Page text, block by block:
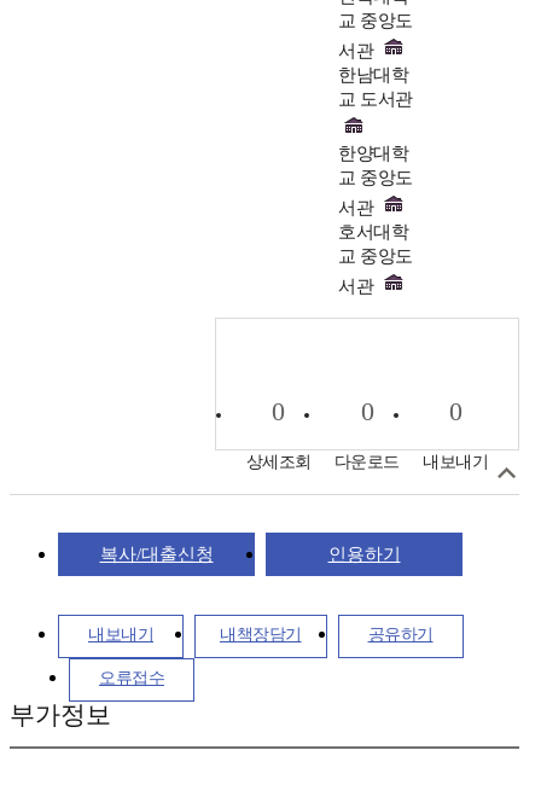
교 중앙도
서관
한남대학
교 도서관
한양대학
교 중앙도
서관
호서대학
교 중앙도
서관
0
상세조회
0
다운로드
0
내보내기
복사/대출신청 인용하기
내보내기 내책장담기 공유하기
오류접수
부가정보